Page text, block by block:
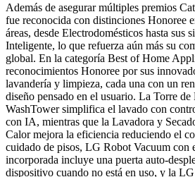
Además de asegurar múltiples premios
fue reconocida con distinciones Honoree
áreas, desde Electrodomésticos hasta sus
Inteligente, lo que refuerza aún más su
global. En la categoría Best of Home
reconocimientos Honoree por sus
lavandería y limpieza, cada una con un
diseño pensado en el usuario. La Torre
WashTower simplifica el lavado con
con IA, mientras que la Lavadora y
Calor mejora la eficiencia reduciendo el
cuidado de pisos, LG Robot Vacuum con
incorporada incluye una puerta auto-
dispositivo cuando no está en uso, y la